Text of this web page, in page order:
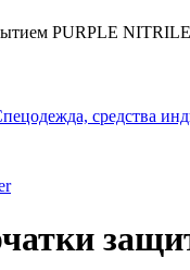
PURPLE
средства